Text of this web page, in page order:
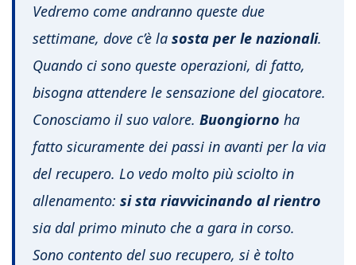
Vedremo come andranno queste due
settimane, dove c’è la sosta per le nazionali.
Quando ci sono queste operazioni, di fatto,
bisogna attendere le sensazione del giocatore.
Conosciamo il suo valore. Buongiorno ha
fatto sicuramente dei passi in avanti per la via
del recupero. Lo vedo molto più sciolto in
allenamento: si sta riavvicinando al rientro
sia dal primo minuto che a gara in corso.
Sono contento del suo recupero, si è tolto